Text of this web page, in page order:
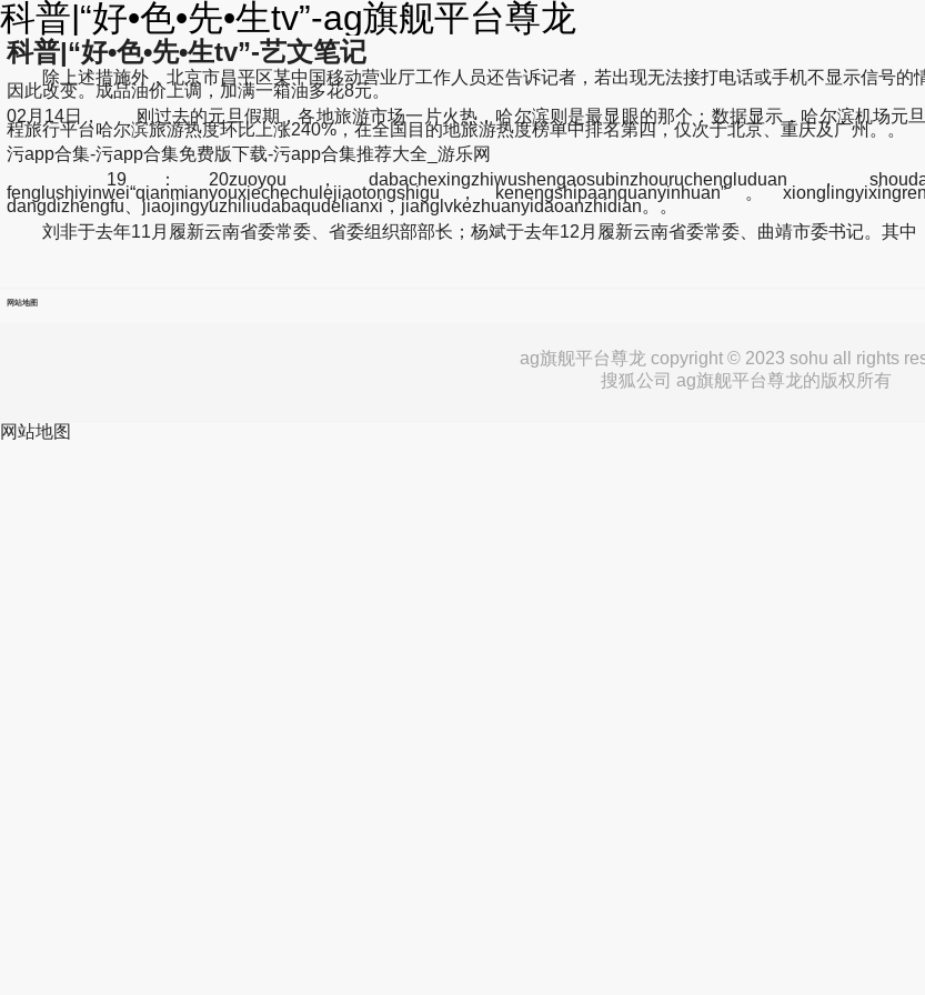
科普|“好•色•先•生tv”-ag旗舰平台尊龙
科普|“好•色•先•生tv”-艺文笔记
除上述措施外，北京市昌平区某中国移动营业厅工作人员还告诉记者，若出现无法接打电话或手机不显示信号的
因此改变。成品油价上调，加满一箱油多花8元。
02月14日， 刚过去的元旦假期，各地旅游市场一片火热，哈尔滨则是最显眼的那个：数据显示，哈尔滨机场元
程旅行平台哈尔滨旅游热度环比上涨240%，在全国目的地旅游热度榜单中排名第四，仅次于北京、重庆及广州。。
污app合集-污app合集免费版下载-污app合集推荐大全_游乐网
19：20zuoyou，dabachexingzhiwushengaosubinzhouruchengluduan，
fenglushiyinwei“qianmianyouxiechechulejiaotongshigu，kenengshipaanquanyinhuan”。
dangdizhengfu、jiaojingyuzhiliudabaqudelianxi，jianglvkezhuanyidaoanzhidian。。
刘非于去年11月履新云南省委常委、省委组织部部长；杨斌于去年12月履新云南省委常委、曲靖市委书记。其中
网站地图
ag旗舰平台尊龙 copyright © 2023 sohu all rights
搜狐公司 ag旗舰平台尊龙的版权所有
网站地图